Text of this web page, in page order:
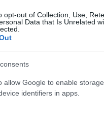
opt-out of Collection, Use,
Data that Is Unrelated
allow Google to enable
identifiers in apps.
που
δραστηριότητες